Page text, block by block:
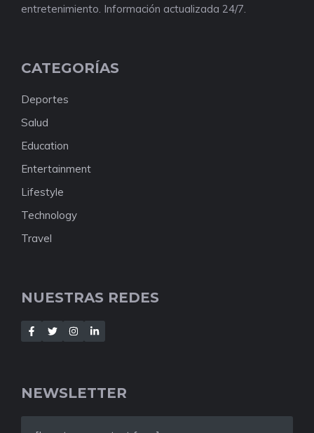
entretenimiento. Información actualizada 24/7.
CATEGORÍAS
Deportes
Salud
Education
Entertainment
Lifestyle
Technology
Travel
NUESTRAS REDES
NEWSLETTER